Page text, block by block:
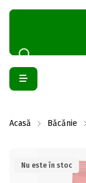
Acasă Băcănie
Nu este în stoc